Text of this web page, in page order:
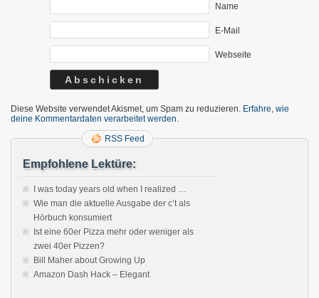
Name
E-Mail
Webseite
Diese Website verwendet Akismet, um Spam zu reduzieren. Erfahre, wie
deine Kommentardaten verarbeitet werden.
RSS Feed
Empfohlene Lektüre:
I was today years old when I realized …
Wie man die aktuelle Ausgabe der c’t als
Hörbuch konsumiert
Ist eine 60er Pizza mehr oder weniger als
zwei 40er Pizzen?
Bill Maher about Growing Up
Amazon Dash Hack – Elegant